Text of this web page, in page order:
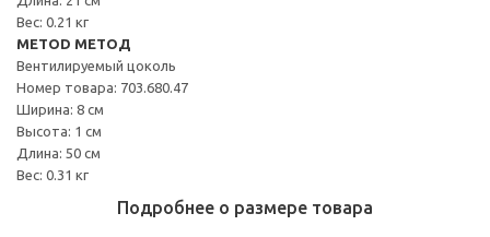
Вес: 0.21 кг
METOD МЕТОД
Вентилируемый цоколь
Номер товара: 703.680.47
Ширина: 8 см
Высота: 1 см
Длина: 50 см
Вес: 0.31 кг
Подробнее о размере товара